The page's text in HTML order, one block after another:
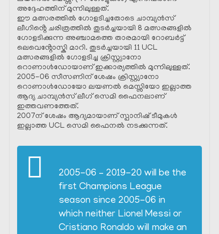
അദ്ദേഹത്തിന് മുന്നിലുള്ളത്.
ഈ മത്സരത്തിൽ ഗോളടിച്ചതോടെ ചാമ്പ്യൻസ്
ലീഗിൻ്റെ ചരിത്രത്തിൽ തുടർച്ചയായി 8 മത്സരങ്ങളിൽ
ഗോളടിക്കുന്ന അഞ്ചാമത്തെ താരമായി റോബർട്ട്
ലെവെൻ്റോസ്കി മാറി. തുടർച്ചയായി 11 UCL
മത്സരങ്ങളിൽ ഗോളടിച്ച ക്രിസ്റ്റ്യാനോ
റൊണാൾഡോയാണ് ഇക്കാര്യത്തിൽ മുന്നിലുള്ളത്.
2005-06 സീസണിന് ശേഷം ക്രിസ്റ്റ്യാനോ
റൊണാൾഡോയോ ലയണൽ മെസ്സിയോ ഇല്ലാത്ത
ആദ്യ ചാമ്പ്യൻസ് ലീഗ് സെമി ഫൈനലാണ്
ഇത്തവണത്തേത്.
2007ന് ശേഷം ആദ്യമായാണ് സ്പാനിഷ് ടീമുകൾ
ഇല്ലാത്ത UCL സെമി ഫൈനൽ നടക്കുന്നത്.
2005-06 – 2019-20 will be the
first Champions League
season since 2005-06 in
which neither Lionel Messi or
Cristiano Ronaldo will make an